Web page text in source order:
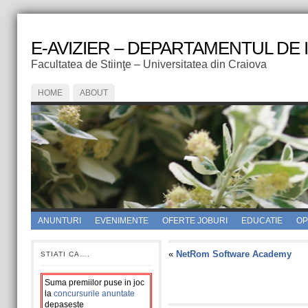
E-AVIZIER – DEPARTAMENTUL DE
Facultatea de Stiinţe – Universitatea din Craiova
HOME ABOUT
ANUNTURI EVENIMENTE OFERTE JOBURI EDUCATIE
STIATI CA….
Suma premiilor puse in joc
la concursurile anuntate
depaseste
« NetRom Software Academy